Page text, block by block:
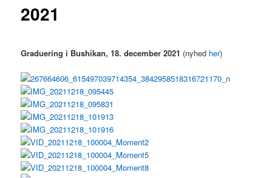
2021
Graduering i Bushikan, 18. december 2021 (nyhed her)